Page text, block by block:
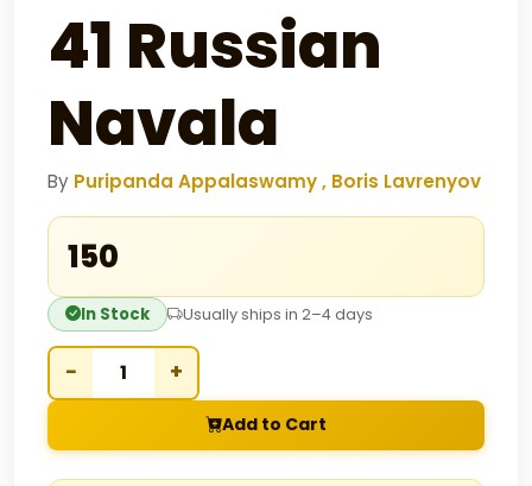
41 Russian
Navala
By Puripanda Appalaswamy , Boris Lavrenyov
₹150
In Stock Usually ships in 2–4 days
− +
Add to Cart